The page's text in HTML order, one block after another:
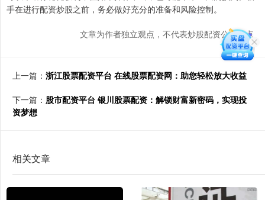
手在进行配资炒股之前，务必做好充分的准备和风险控制。
文章为作者独立观点，不代表炒股配资公司观点
上一篇： 浙江股票配资平台 在线股票配资网：助您轻松放大收益
下一篇： 股市配资平台 银川股票配资：解锁财富新密码，实现投
资梦想
相关文章